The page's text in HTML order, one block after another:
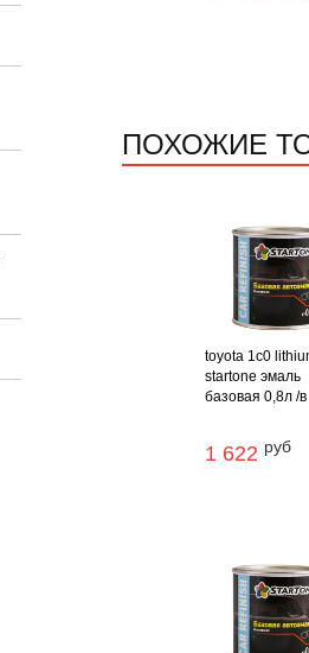
ПОХОЖИЕ
toyota 1c0
startone эмаль
базовая 0,8л /в
1 622 руб